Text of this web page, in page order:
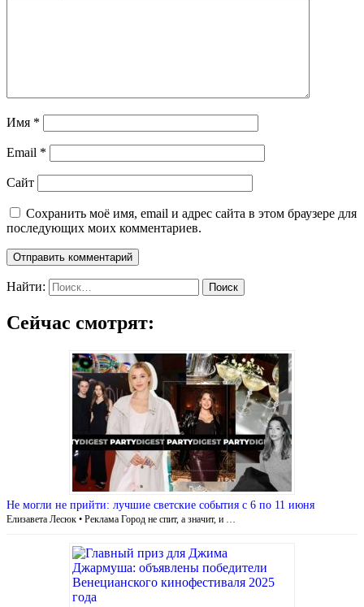
Имя *
Email *
Сайт
Сохранить моё имя, email и адрес сайта в этом браузере для
последующих моих комментариев.
Найти:
Сейчас смотрят:
Не могли не прийти: лучшие светские события с 6 по 11 июня
Елизавета Лесюк • Реклама Город не спит, а значит, и …